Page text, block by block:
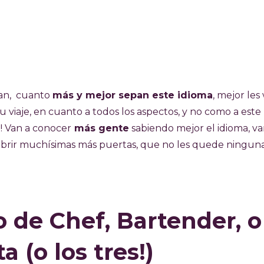
cuanto más y mejor sepan este idioma, mejor les
viaje, en cuanto a todos los aspectos, y no como a este
Van a conocer más gente sabiendo mejor el idioma,
muchísimas más puertas, que no les quede
de Chef, Bartender, o
(o los tres!)